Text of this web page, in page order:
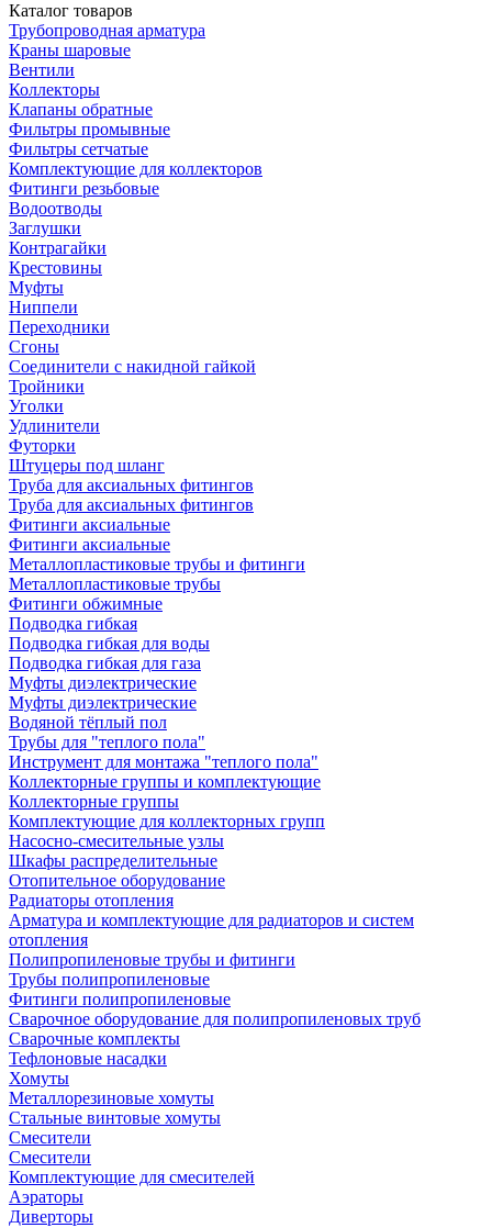
Каталог товаров
Трубопроводная арматура
Краны шаровые
Вентили
Коллекторы
Клапаны обратные
Фильтры промывные
Фильтры сетчатые
Комплектующие для коллекторов
Фитинги резьбовые
Водоотводы
Заглушки
Контрагайки
Крестовины
Муфты
Ниппели
Переходники
Сгоны
Соединители с накидной гайкой
Тройники
Уголки
Удлинители
Футорки
Штуцеры под шланг
Труба для аксиальных фитингов
Труба для аксиальных фитингов
Фитинги аксиальные
Фитинги аксиальные
Металлопластиковые трубы и фитинги
Металлопластиковые трубы
Фитинги обжимные
Подводка гибкая
Подводка гибкая для воды
Подводка гибкая для газа
Муфты диэлектрические
Муфты диэлектрические
Водяной тёплый пол
Трубы для "теплого пола"
Инструмент для монтажа "теплого пола"
Коллекторные группы и комплектующие
Коллекторные группы
Комплектующие для коллекторных групп
Насосно-смесительные узлы
Шкафы распределительные
Отопительное оборудование
Радиаторы отопления
Арматура и комплектующие для радиаторов и систем
отопления
Полипропиленовые трубы и фитинги
Трубы полипропиленовые
Фитинги полипропиленовые
Сварочное оборудование для полипропиленовых труб
Сварочные комплекты
Тефлоновые насадки
Хомуты
Металлорезиновые хомуты
Стальные винтовые хомуты
Смесители
Смесители
Комплектующие для смесителей
Аэраторы
Диверторы